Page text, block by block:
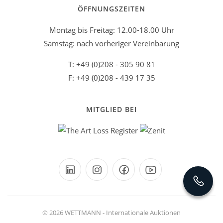
ÖFFNUNGSZEITEN
Montag bis Freitag: 12.00-18.00 Uhr
Samstag: nach vorheriger Vereinbarung
T: +49 (0)208 - 305 90 81
F: +49 (0)208 - 439 17 35
MITGLIED BEI
© 2026 WETTMANN - Internationale Auktionen